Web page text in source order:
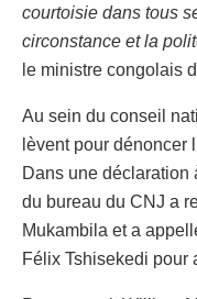
courtoisie dans tous
circonstance et la
le ministre congolais
Au sein du conseil
lèvent pour dénoncer
Dans une déclaration
du bureau du CNJ a
Mukambila et a
Félix Tshisekedi pour